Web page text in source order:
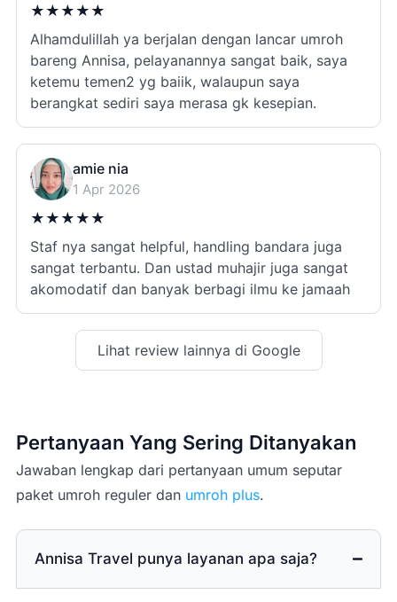
★ ★ ★ ★ ★
Alhamdulillah ya berjalan dengan lancar umroh
bareng Annisa, pelayanannya sangat baik, saya
ketemu temen2 yg baiik, walaupun saya
berangkat sediri saya merasa gk kesepian.
amie nia
1 Apr 2026
★ ★ ★ ★ ★
Staf nya sangat helpful, handling bandara juga
sangat terbantu. Dan ustad muhajir juga sangat
akomodatif dan banyak berbagi ilmu ke jamaah
Lihat review lainnya di Google
Pertanyaan Yang Sering Ditanyakan
Jawaban lengkap dari pertanyaan umum seputar
paket umroh reguler dan umroh plus.
Annisa Travel punya layanan apa saja?